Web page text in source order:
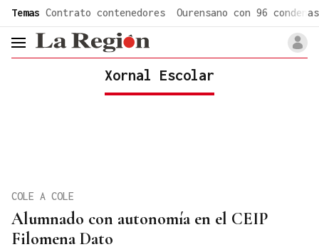
Temas Contrato contenedores Ourensano con 96 condenas
header.menu.open
Xornal Escolar
Alumnado con autonomía en el CEIP
Filomena Dato
COLE A COLE